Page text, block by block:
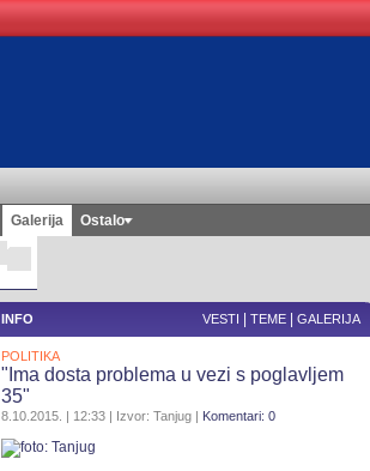
Galerija Ostalo
INFO VESTI TEME GALERIJA
POLITIKA
"Ima dosta problema u vezi s poglavljem
35"
8.10.2015. | 12:33 | Izvor: Tanjug | Komentari: 0